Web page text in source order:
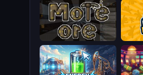
More Ore